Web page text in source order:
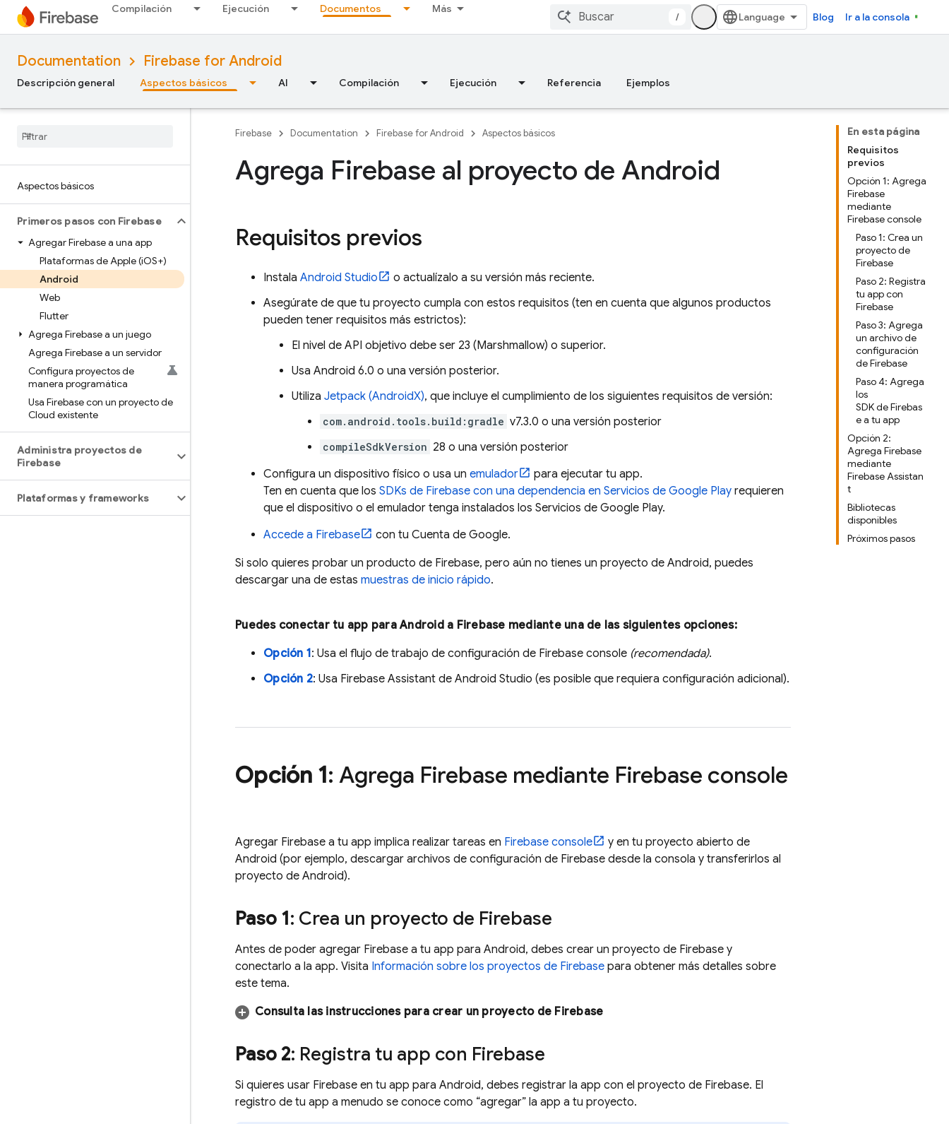
Compilación Ejecución Documentos Más
/ Blog Ir a la consola
Documentation Firebase for Android
Descripción general Aspectos básicos AI Compilación Ejecución Referencia Ejemplos
Aspectos básicos
Primeros pasos con Firebase
Agregar Firebase a una app
Plataformas de Apple (iOS+)
Android
Web
Flutter
Agrega Firebase a un juego
Agrega Firebase a un servidor
Configura proyectos de
manera programática
Usa Firebase con un proyecto de
Cloud existente
Administra proyectos de
Firebase
Plataformas y frameworks
En esta página
Requisitos
previos
Opción 1: Agrega
Firebase
mediante
Firebase console
Paso 1: Crea un
proyecto de
Firebase
Paso 2: Registra
tu app con
Firebase
Paso 3: Agrega
un archivo de
configuración
de Firebase
Paso 4: Agrega
los
SDK de Firebas
e a tu app
Opción 2:
Agrega Firebase
mediante
Firebase Assistan
t
Bibliotecas
disponibles
Próximos pasos
Firebase Documentation Firebase for Android Aspectos básicos
Agrega Firebase al proyecto de Android
Requisitos previos
Instala Android Studio
o actualízalo a su versión más reciente.
Asegúrate de que tu proyecto cumpla con estos requisitos (ten en cuenta que algunos productos
pueden tener requisitos más estrictos):
El nivel de API objetivo debe ser 23 (Marshmallow) o superior.
Usa Android 6.0 o una versión posterior.
Utiliza Jetpack (AndroidX), que incluye el cumplimiento de los siguientes requisitos de versión:
com.android.tools.build:gradle v7.3.0 o una versión posterior
compileSdkVersion 28 o una versión posterior
Configura un dispositivo físico o usa un emulador
para ejecutar tu app.
Ten en cuenta que los SDKs de Firebase con una dependencia en Servicios de Google Play requieren
que el dispositivo o el emulador tenga instalados los Servicios de Google Play.
Accede a Firebase
con tu Cuenta de Google.
Si solo quieres probar un producto de Firebase, pero aún no tienes un proyecto de Android, puedes
descargar una de estas muestras de inicio rápido.
Puedes conectar tu app para Android a Firebase mediante una de las siguientes opciones:
Opción 1: Usa el flujo de trabajo de configuración de Firebase console (recomendada).
Opción 2: Usa Firebase Assistant de Android Studio (es posible que requiera configuración adicional).
Opción 1: Agrega Firebase mediante Firebase console
Agregar Firebase a tu app implica realizar tareas en Firebase console
y en tu proyecto abierto de
Android (por ejemplo, descargar archivos de configuración de Firebase desde la consola y transferirlos al
proyecto de Android).
Paso 1: Crea un proyecto de Firebase
Antes de poder agregar Firebase a tu app para Android, debes crear un proyecto de Firebase y
conectarlo a la app. Visita Información sobre los proyectos de Firebase para obtener más detalles sobre
este tema.
Consulta las instrucciones para crear un proyecto de Firebase
Paso 2: Registra tu app con Firebase
Si quieres usar Firebase en tu app para Android, debes registrar la app con el proyecto de Firebase. El
registro de tu app a menudo se conoce como “agregar” la app a tu proyecto.